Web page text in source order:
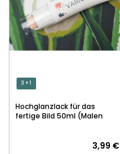
3 + 1
Hochglanzlack für das
fertige Bild 50ml (Malen
3,99 €